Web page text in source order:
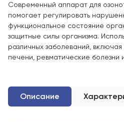
Современный аппарат для
помогает регулировать
функциональное состояние
защитные силы организма.
различных заболеваний,
печени, ревматические болезни
Описание